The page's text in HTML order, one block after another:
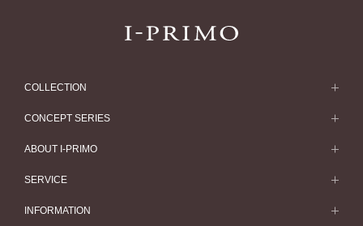
COLLECTION
求婚戒指
求婚戒指款式一覽
CONCEPT SERIES
Concept Series
Etoile
ABOUT I-PRIMO
ABOUT I-PRIMO
QUALITY
SERVICE
Service
INFORMATION